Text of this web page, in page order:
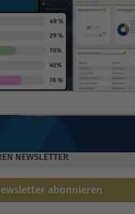
NEWSLETTER
abonnieren